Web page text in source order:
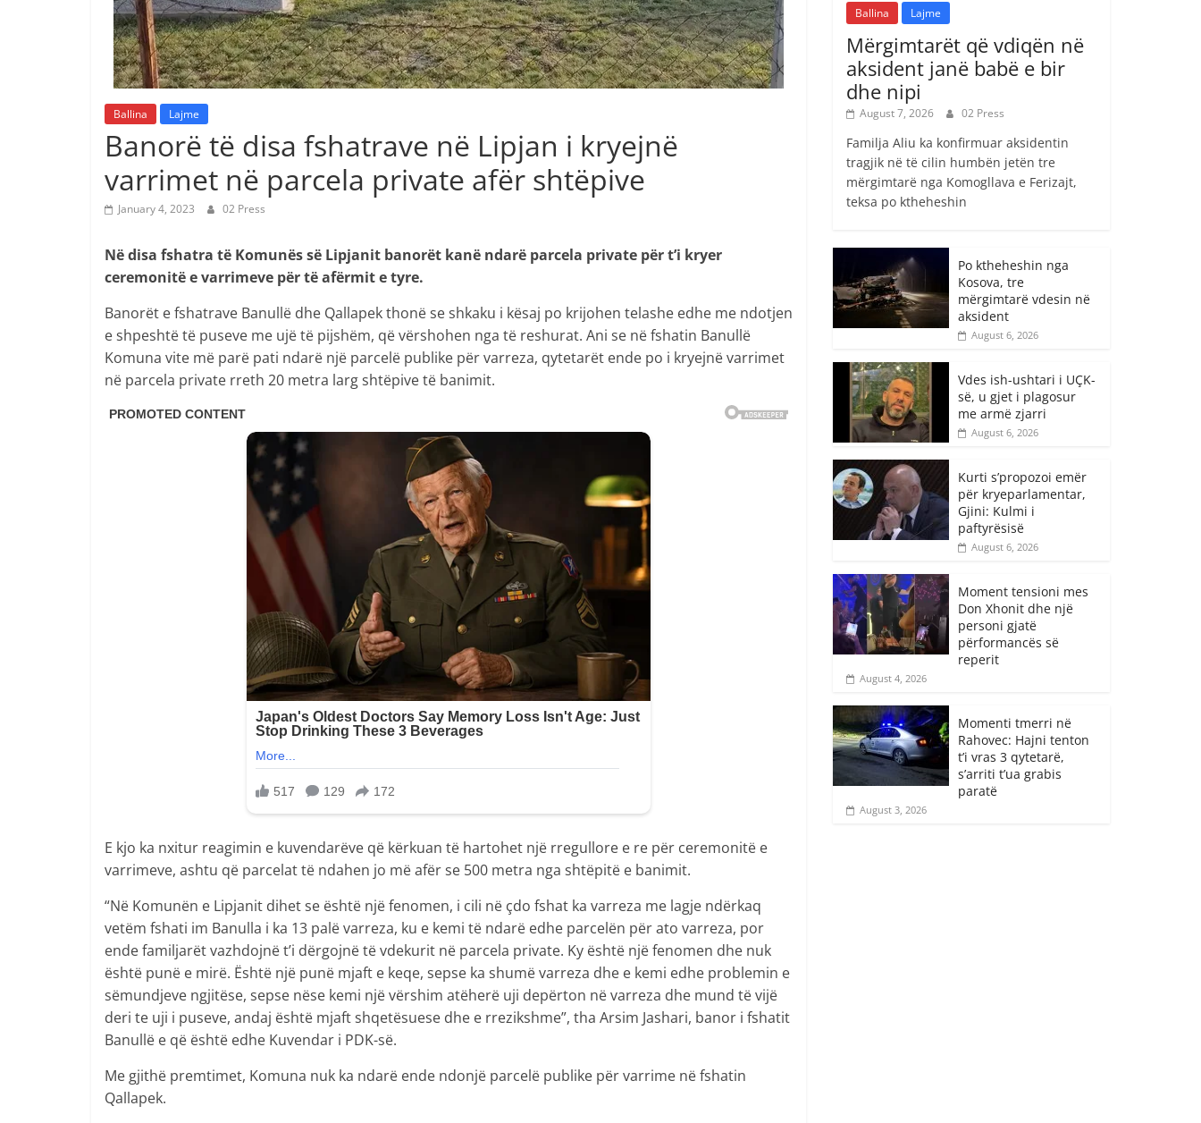
Ballina Lajme
Banorë të disa fshatrave në Lipjan i kryejnë
varrimet në parcela private afër shtëpive
January 4, 2023 02 Press
Në disa fshatra të Komunës së Lipjanit banorët kanë ndarë parcela private për t’i kryer
ceremonitë e varrimeve për të afërmit e tyre.
Banorët e fshatrave Banullë dhe Qallapek thonë se shkaku i kësaj po krijohen telashe edhe me ndotjen
e shpeshtë të puseve me ujë të pijshëm, që vërshohen nga të reshurat. Ani se në fshatin Banullë
Komuna vite më parë pati ndarë një parcelë publike për varreza, qytetarët ende po i kryejnë varrimet
në parcela private rreth 20 metra larg shtëpive të banimit.
E kjo ka nxitur reagimin e kuvendarëve që kërkuan të hartohet një rregullore e re për ceremonitë e
varrimeve, ashtu që parcelat të ndahen jo më afër se 500 metra nga shtëpitë e banimit.
“Në Komunën e Lipjanit dihet se është një fenomen, i cili në çdo fshat ka varreza me lagje ndërkaq
vetëm fshati im Banulla i ka 13 palë varreza, ku e kemi të ndarë edhe parcelën për ato varreza, por
ende familjarët vazhdojnë t’i dërgojnë të vdekurit në parcela private. Ky është një fenomen dhe nuk
është punë e mirë. Është një punë mjaft e keqe, sepse ka shumë varreza dhe e kemi edhe problemin e
sëmundjeve ngjitëse, sepse nëse kemi një vërshim atëherë uji depërton në varreza dhe mund të vijë
deri te uji i puseve, andaj është mjaft shqetësuese dhe e rrezikshme”, tha Arsim Jashari, banor i fshatit
Banullë e që është edhe Kuvendar i PDK-së.
Me gjithë premtimet, Komuna nuk ka ndarë ende ndonjë parcelë publike për varrime në fshatin
Qallapek.
Ballina Lajme
Mërgimtarët që vdiqën në
aksident janë babë e bir
dhe nipi
August 7, 2026 02 Press
Familja Aliu ka konfirmuar aksidentin
tragjik në të cilin humbën jetën tre
mërgimtarë nga Komogllava e Ferizajt,
teksa po ktheheshin
Po ktheheshin nga
Kosova, tre
mërgimtarë vdesin në
aksident
August 6, 2026
Vdes ish-ushtari i UÇK-
së, u gjet i plagosur
me armë zjarri
August 6, 2026
Kurti s’propozoi emër
për kryeparlamentar,
Gjini: Kulmi i
paftyrësisë
August 6, 2026
Moment tensioni mes
Don Xhonit dhe një
personi gjatë
përformancës së
reperit
August 4, 2026
Momenti tmerri në
Rahovec: Hajni tenton
t’i vras 3 qytetarë,
s’arriti t’ua grabis
paratë
August 3, 2026